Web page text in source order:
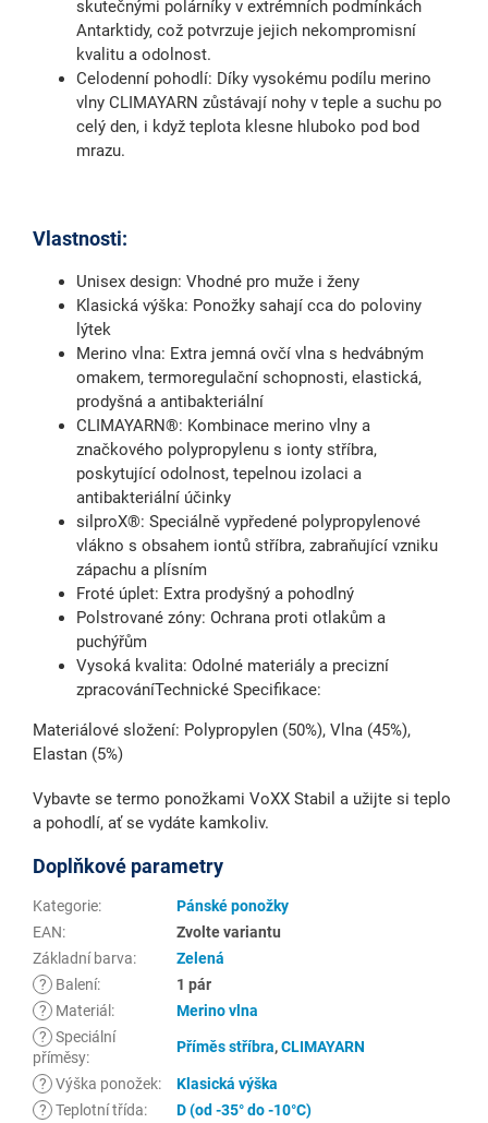
skutečnými polárníky v extrémních podmínkách
Antarktidy, což potvrzuje jejich nekompromisní
kvalitu a odolnost.
Celodenní pohodlí: Díky vysokému podílu merino
vlny CLIMAYARN zůstávají nohy v teple a suchu po
celý den, i když teplota klesne hluboko pod bod
mrazu.
Vlastnosti:
Unisex design: Vhodné pro muže i ženy
Klasická výška: Ponožky sahají cca do poloviny
lýtek
Merino vlna: Extra jemná ovčí vlna s hedvábným
omakem, termoregulační schopnosti, elastická,
prodyšná a antibakteriální
CLIMAYARN®: Kombinace merino vlny a
značkového polypropylenu s ionty stříbra,
poskytující odolnost, tepelnou izolaci a
antibakteriální účinky
silproX®: Speciálně vypředené polypropylenové
vlákno s obsahem iontů stříbra, zabraňující vzniku
zápachu a plísním
Froté úplet: Extra prodyšný a pohodlný
Polstrované zóny: Ochrana proti otlakům a
puchýřům
Vysoká kvalita: Odolné materiály a precizní
zpracováníTechnické Specifikace:
Materiálové složení: Polypropylen (50%), Vlna (45%),
Elastan (5%)
Vybavte se termo ponožkami VoXX Stabil a užijte si teplo
a pohodlí, ať se vydáte kamkoliv.
Doplňkové parametry
Kategorie:
Pánské ponožky
EAN:
Zvolte variantu
Základní barva:
Zelená
?
Balení:
1 pár
?
Materiál :
Merino vlna
? Speciální
příměsy:
Příměs stříbra,CLIMAYARN
? Výška ponožek:
Klasická výška
? Teplotní třída: D (od -35° do -10°C)